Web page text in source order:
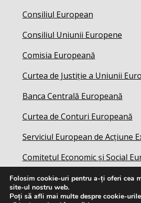
Consiliul European
Consiliul Uniunii Europene
Comisia Europeană
Curtea de Justiție a Uniunii
Banca Centrală Europeană
Curtea de Conturi Europeană
Serviciul European de Acțiune
Comitetul Economic și Social
Folosim cookie-uri pentru a-ți oferi cea
site-ul nostru web.
Poți să afli mai multe despre cookie-